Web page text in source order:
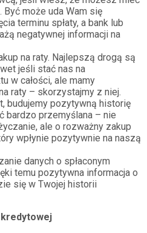
może uda Wam się
terminu spłaty, a bank lub
negatywnej informacji na
na raty. Najlepszą drogą są
jeśli stać nas na
w całości, ale mamy
raty – skorzystajmy z niej.
budujemy pozytywną historię
bardzo przemyślana – nie
ale o rozważny zakup
wpłynie pozytywnie na naszą
danych o spłaconym
temu pozytywna informacja o
się w Twojej historii